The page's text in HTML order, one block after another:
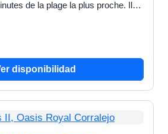
de la plage la plus proche. Il
disponibilidad